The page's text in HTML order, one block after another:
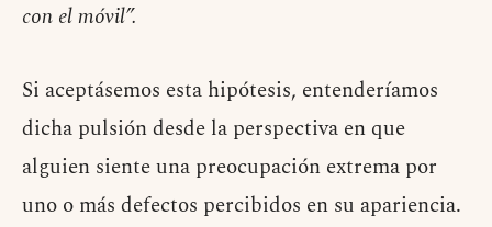
con el móvil”.
Si aceptásemos esta hipótesis, entenderíamos
dicha pulsión desde la perspectiva en que
alguien siente una preocupación extrema por
uno o más defectos percibidos en su apariencia.